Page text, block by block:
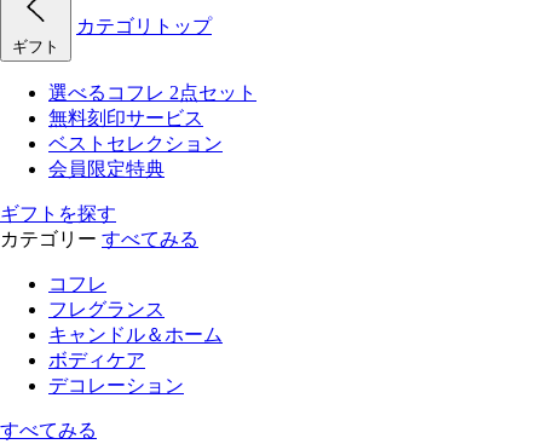
ギフト
カテゴリトップ
選べるコフレ 2点セット
無料刻印サービス
ベストセレクション
会員限定特典
ギフトを探す
カテゴリー すべてみる
コフレ
フレグランス
キャンドル＆ホーム
ボディケア
デコレーション
すべてみる